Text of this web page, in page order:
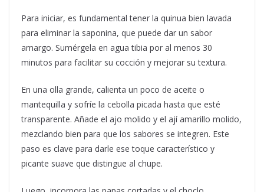
Para iniciar, es fundamental tener la quinua bien lavada
para eliminar la saponina, que puede dar un sabor
amargo. Sumérgela en agua tibia por al menos 30
minutos para facilitar su cocción y mejorar su textura.
En una olla grande, calienta un poco de aceite o
mantequilla y sofríe la cebolla picada hasta que esté
transparente. Añade el ajo molido y el ají amarillo molido,
mezclando bien para que los sabores se integren. Este
paso es clave para darle ese toque característico y
picante suave que distingue al chupe.